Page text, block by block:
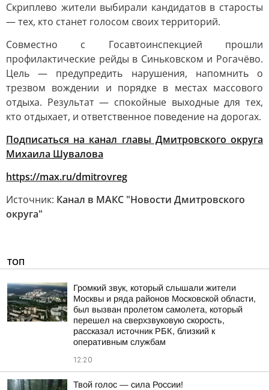
Скриплево жители выбирали кандидатов в старосты
— тех, кто станет голосом своих территорий.
Совместно с Госавтоинспекцией прошли
профилактические рейды в Синьковском и Рогачёво.
Цель — предупредить нарушения, напомнить о
трезвом вождении и порядке в местах массового
отдыха. Результат — спокойные выходные для тех,
кто отдыхает, и ответственное поведение на дорогах.
Подписаться на канал главы Дмитровского округа
Михаила Шувалова
https://max.ru/dmitrovreg
Источник: Канал в МАКС "Новости Дмитровского
округа"
ТОП
Громкий звук, который слышали жители
Москвы и ряда районов Московской области,
был вызван пролетом самолета, который
перешел на сверхзвуковую скорость,
рассказал источник РБК, близкий к
оперативным службам
12:20
Твой голос — сила России!